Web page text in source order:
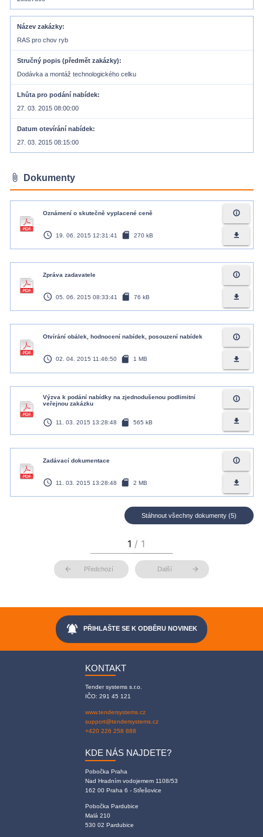
Název zakázky
RAS pro chov ryb
Stručný popis (předmět zakázky)
Dodávka a montáž technologického celku
Lhůta pro podání nabídek
27. 03. 2015 08:00:00
Datum otevírání nabídek
27. 03. 2015 08:15:00
attach_file Dokumenty
Oznámení o skutečně vyplacené ceně
access_time 19. 06. 2015 12:31:41 sd_card 270 kB
info_outline
file_download
Zpráva zadavatele
access_time 05. 06. 2015 08:33:41 sd_card 76 kB
info_outline
file_download
Otvírání obálek, hodnocení nabídek, posouzení nabídek
access_time 02. 04. 2015 11:46:50 sd_card 1 MB
info_outline
file_download
Výzva k podání nabídky na zjednodušenou podlimitní
veřejnou zakázku
access_time 11. 03. 2015 13:28:48 sd_card 565 kB
info_outline
file_download
Zadávací dokumentace
access_time 11. 03. 2015 13:28:48 sd_card 2 MB
info_outline
file_download
Stáhnout všechny dokumenty (5)
arrow_back Předchozí Další arrow_forward
notifications_active PŘIHLAŠTE SE K ODBĚRU NOVINEK
KONTAKT
Tender systems s.r.o.
IČO: 291 45 121
www.tendersystems.cz
support@tendersystems.cz
+420 226 258 888
KDE NÁS NAJDETE?
Pobočka Praha
Nad Hradním vodojemem 1108/53
162 00 Praha 6 - Střešovice
Pobočka Pardubice
Malá 210
530 02 Pardubice